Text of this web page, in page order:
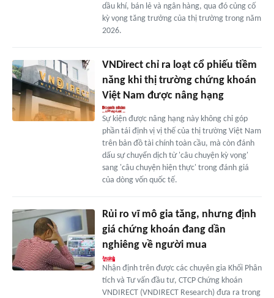
dầu khí, bán lẻ và ngân hàng, qua đó củng cố
kỳ vọng tăng trưởng của thị trường trong năm
2026.
VNDirect chỉ ra loạt cổ phiếu tiềm
năng khi thị trường chứng khoán
Việt Nam được nâng hạng
Sự kiện được nâng hạng này không chỉ góp
phần tái định vị vị thế của thị trường Việt Nam
trên bản đồ tài chính toàn cầu, mà còn đánh
dấu sự chuyển dịch từ 'câu chuyện kỳ vọng'
sang 'câu chuyện hiện thực' trong đánh giá
của dòng vốn quốc tế.
Rủi ro vĩ mô gia tăng, nhưng định
giá chứng khoán đang dần
nghiêng về người mua
Nhận định trên được các chuyên gia Khối Phân
tích và Tư vấn đầu tư, CTCP Chứng khoán
VNDIRECT (VNDIRECT Research) đưa ra trong